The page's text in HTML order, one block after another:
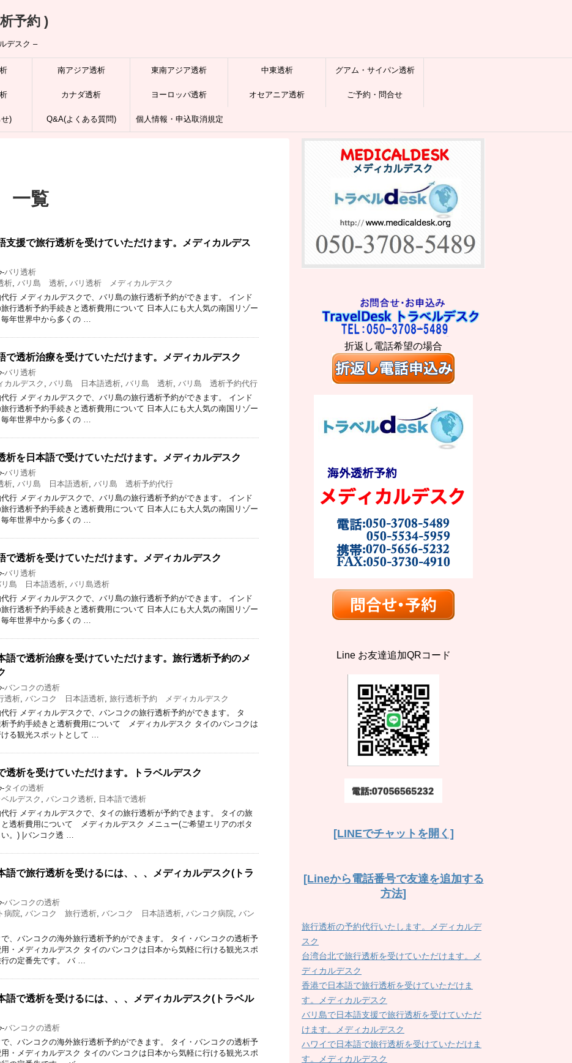
予約 )
デスク –
南アジア透析 東南アジア透析 中東透析 グアム・サイパン透析
カナダ透析 ヨーロッパ透析 オセアニア透析 ご予約・問合せ
) Q&A(よくある質問) 個人情報・申込取消規定
一覧
支援で旅行透析を受けていただけます。メディカルデス
-バリ透析
析, バリ島 透析, バリ透析 メディカルデスク
行 メディカルデスクで、バリ島の旅行透析予約ができます。 インド
行透析予約手続きと透析費用について 日本人にも大人気の南国リゾー
毎年世界中から多くの …
で透析治療を受けていただけます。メディカルデスク
-バリ透析
ルデスク, バリ島 日本語透析, バリ島 透析, バリ島 透析予約代行
行 メディカルデスクで、バリ島の旅行透析予約ができます。 インド
行透析予約手続きと透析費用について 日本人にも大人気の南国リゾー
毎年世界中から多くの …
析を日本語で受けていただけます。メディカルデスク
-バリ透析
析, バリ島 日本語透析, バリ島 透析予約代行
行 メディカルデスクで、バリ島の旅行透析予約ができます。 インド
行透析予約手続きと透析費用について 日本人にも大人気の南国リゾー
毎年世界中から多くの …
で透析を受けていただけます。メディカルデスク
-バリ透析
リ島 日本語透析, バリ島透析
行 メディカルデスクで、バリ島の旅行透析予約ができます。 インド
行透析予約手続きと透析費用について 日本人にも大人気の南国リゾー
毎年世界中から多くの …
語で透析治療を受けていただけます。旅行透析予約のメ
-バンコクの透析
透析, バンコク 日本語透析, 旅行透析予約 メディカルデスク
行 メディカルデスクで、バンコクの旅行透析予約ができます。 タ
予約手続きと透析費用について メディカルデスク タイのバンコクは
ける観光スポットとして …
透析を受けていただけます。トラベルデスク
-タイの透析
ベルデスク , バンコク透析, 日本語で透析
行 メディカルデスクで、タイの旅行透析が予約できます。 タイの旅
透析費用について メディカルデスク メニュー(ご希望エリアのボタ
い。) |バンコク透 …
語で旅行透析を受けるには、、、メディカルデスク(トラ
-バンコクの透析
病院, バンコク 旅行透析, バンコク 日本語透析, バンコク病院, バン
、バンコクの海外旅行透析予約ができます。 タイ・バンコクの透析予
・メディカルデスク タイのバンコクは日本から気軽に行ける観光スポ
行の定番先です。 バ …
語で透析を受けるには、、、メディカルデスク(トラベル
-バンコクの透析
、バンコクの海外旅行透析予約ができます。 タイ・バンコクの透析予
・メディカルデスク タイのバンコクは日本から気軽に行ける観光スポ
折返し電話希望の場合
Line お友達追加QRコード
[LINEでチャットを開く]
[Lineから電話番号で友達を追加する
方法]
旅行透析の予約代行いたします。メディカルデ
スク
台湾台北で旅行透析を受けていただけます。メ
ディカルデスク
香港で日本語で旅行透析を受けていただけま
す。メディカルデスク
バリ島で日本語支援で旅行透析を受けていただ
けます。メディカルデスク
ハワイで日本語で旅行透析を受けていただけま
す。メディカルデスク